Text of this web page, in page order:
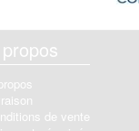
de vente